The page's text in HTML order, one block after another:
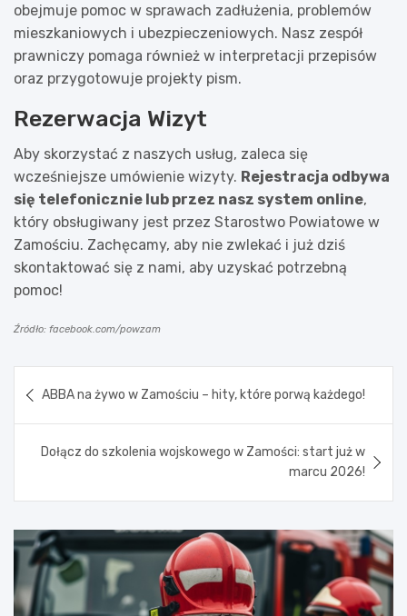
obejmuje pomoc w sprawach zadłużenia, problemów
mieszkaniowych i ubezpieczeniowych. Nasz zespół
prawniczy pomaga również w interpretacji przepisów
oraz przygotowuje projekty pism.
Rezerwacja Wizyt
Aby skorzystać z naszych usług, zaleca się
wcześniejsze umówienie wizyty. Rejestracja odbywa
się telefonicznie lub przez nasz system online,
który obsługiwany jest przez Starostwo Powiatowe w
Zamościu. Zachęcamy, aby nie zwlekać i już dziś
skontaktować się z nami, aby uzyskać potrzebną
pomoc!
Źródło: facebook.com/powzam
wpisu
ABBA na żywo w Zamościu – hity, które porwą każdego!
Dołącz do szkolenia wojskowego w Zamości: start już w
marcu 2026!